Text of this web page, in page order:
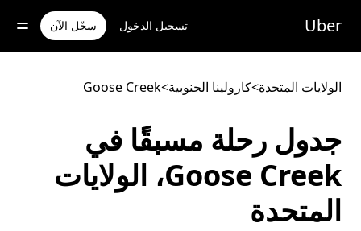
للوصول
المحتوى
Uber تسجيل الدخول سجّل الآن
الولايات المتحدة>كارولينا الجنوبية>
Goose Creek
جدول رحلة مسبقًا في
Goose Creek، الولايات
المتحدة